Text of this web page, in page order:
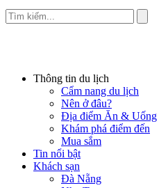
Thông tin du lịch
Cẩm nang du lịch
Nên ở đâu?
Địa điểm Ăn & Uống
Khám phá điểm đến
Mua sắm
Tin nổi bật
Khách sạn
Đà Nẵng